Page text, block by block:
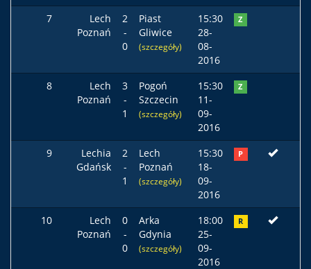
7
Lech
Poznań
2
-
0
Piast
Gliwice
(szczegóły)
15:30
28-
08-
2016
Z
8
Lech
Poznań
3
-
1
Pogoń
Szczecin
(szczegóły)
15:30
11-
09-
2016
Z
9
Lechia
Gdańsk
2
-
1
Lech
Poznań
(szczegóły)
15:30
18-
09-
2016
P
10
Lech
Poznań
0
-
0
Arka
Gdynia
(szczegóły)
18:00
25-
09-
2016
R